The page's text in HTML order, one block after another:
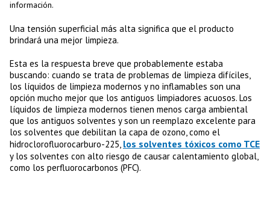
información.
Una tensión superficial más alta significa que el producto
brindará una mejor limpieza.
Esta es la respuesta breve que probablemente estaba
buscando: cuando se trata de problemas de limpieza difíciles,
los líquidos de limpieza modernos y no inflamables son una
opción mucho mejor que los antiguos limpiadores acuosos. Los
líquidos de limpieza modernos tienen menos carga ambiental
que los antiguos solventes y son un reemplazo excelente para
los solventes que debilitan la capa de ozono, como el
hidroclorofluorocarburo-225, los solventes tóxicos como TCE
y los solventes con alto riesgo de causar calentamiento global,
como los perfluorocarbonos (PFC).